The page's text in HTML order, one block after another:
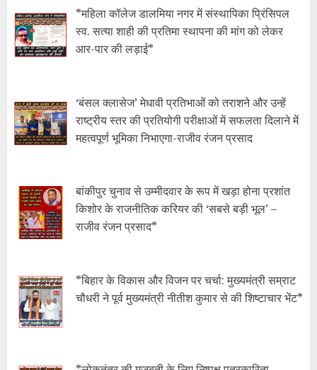
*महिला कॉलेज डालमिया नगर में संस्थापिका प्रिंसिपल
स्व. सत्या शाही की प्रतिमा स्थापना की मांग को लेकर
आर-पार की लड़ाई*
‘बंसल क्लासेज’ मेधावी प्रतिभाओं को तराशने और उन्हें
राष्ट्रीय स्तर की प्रतियोगी परीक्षाओं में सफलता दिलाने में
महत्वपूर्ण भूमिका निभाएगा-राजीव रंजन प्रसाद
बांकीपुर चुनाव से उम्मीदवार के रूप में खड़ा होना प्रशांत
किशोर के राजनीतिक करियर की ‘सबसे बड़ी भूल’ –
राजीव रंजन प्रसाद*
*बिहार के विकास और विजन पर चर्चा: मुख्यमंत्री सम्राट
चौधरी ने पूर्व मुख्यमंत्री नीतीश कुमार से की शिष्टाचार भेंट*